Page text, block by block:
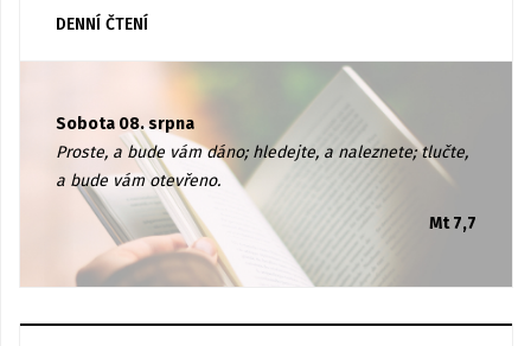
DENNÍ ČTENÍ
Sobota 08. srpna
Proste, a bude vám dáno; hledejte, a naleznete; tlučte,
a bude vám otevřeno.
Mt 7,7